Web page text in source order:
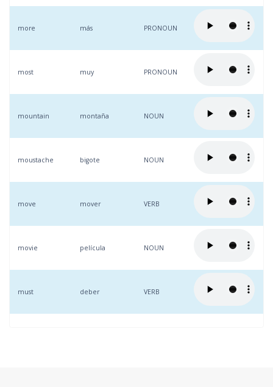
more más PRONOUN
most muy PRONOUN
mountain montaña NOUN
moustache bigote NOUN
move mover VERB
movie película NOUN
must deber VERB